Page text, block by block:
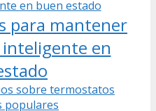
para mantener
en